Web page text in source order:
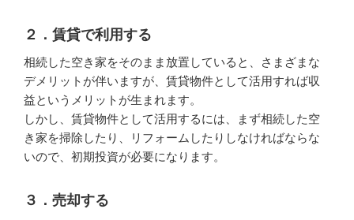
２．賃貸で利用する
相続した空き家をそのまま放置していると、さまざまな
デメリットが伴いますが、賃貸物件として活用すれば収
益というメリットが生まれます。
しかし、賃貸物件として活用するには、まず相続した空
き家を掃除したり、リフォームしたりしなければならな
いので、初期投資が必要になります。
３．売却する